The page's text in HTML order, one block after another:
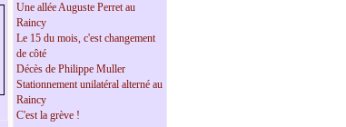
Une allée Auguste Perret au
Raincy
Le 15 du mois, c'est changement
de côté
Décès de Philippe Muller
Stationnement unilatéral alterné au
Raincy
C'est la grève !